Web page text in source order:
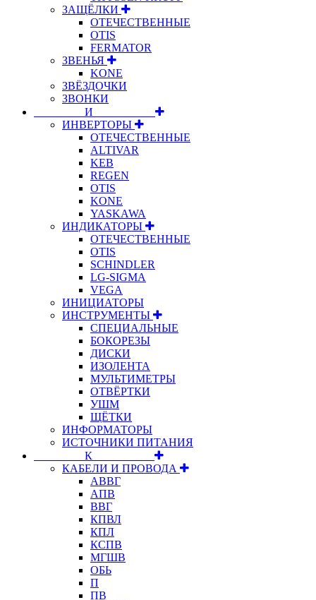
ЗАЩЁЛКИ
ОТЕЧЕСТВЕННЫЕ
OTIS
FERMATOR
ЗВЕНЬЯ
KONE
ЗВЁЗДОЧКИ
ЗВОНКИ
⠀⠀⠀⠀⠀⠀И⠀⠀⠀⠀⠀⠀⠀
ИНВЕРТОРЫ
ОТЕЧЕСТВЕННЫЕ
ALTIVAR
KEB
REGEN
OTIS
KONE
YASKAWA
ИНДИКАТОРЫ
ОТЕЧЕСТВЕННЫЕ
OTIS
SCHINDLER
LG-SIGMA
VEGA
ИНИЦИАТОРЫ
ИНСТРУМЕНТЫ
СПЕЦИАЛЬНЫЕ
БОКОРЕЗЫ
ДИСКИ
ИЗОЛЕНТА
МУЛЬТИМЕТРЫ
ОТВЁРТКИ
УШМ
ЩЁТКИ
ИНФОРМАТОРЫ
ИСТОЧНИКИ ПИТАНИЯ
⠀⠀⠀⠀⠀⠀К⠀⠀⠀⠀⠀⠀⠀
КАБЕЛИ И ПРОВОДА
АВВГ
АПВ
ВВГ
КПВЛ
КПЛ
КСПВ
МГШВ
ОБЬ
П
ПВ